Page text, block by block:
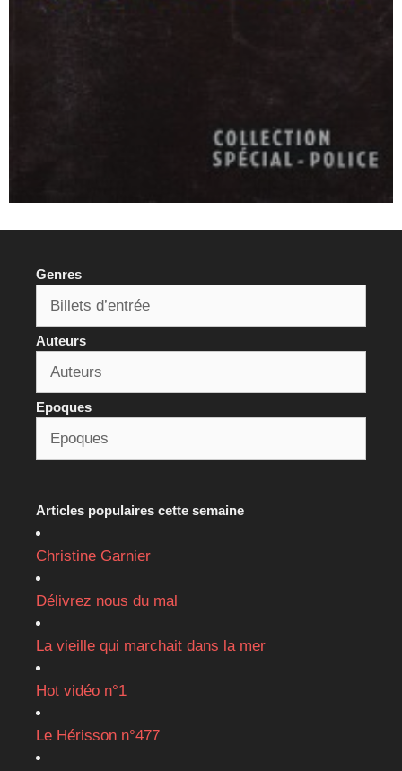
Genres
Auteurs
Epoques
Articles populaires cette semaine
Christine Garnier
Délivrez nous du mal
La vieille qui marchait dans la mer
Hot vidéo n°1
Le Hérisson n°477